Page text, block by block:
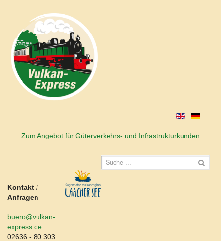
Zum Angebot für Güterverkehrs- und Infrastrukturkunden
Kontakt /
Anfragen
buero@vulkan-
express.de
02636 - 80 303